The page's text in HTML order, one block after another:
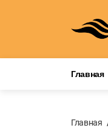
Главная
Главная